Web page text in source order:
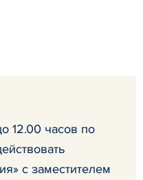
12.00 часов по
с заместителем